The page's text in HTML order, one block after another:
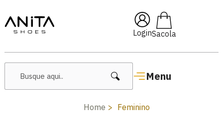
Login
Menu
🔥 Lançamentos Femininos
Home Feminino